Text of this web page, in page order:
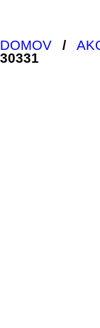
DOMOV /
30331